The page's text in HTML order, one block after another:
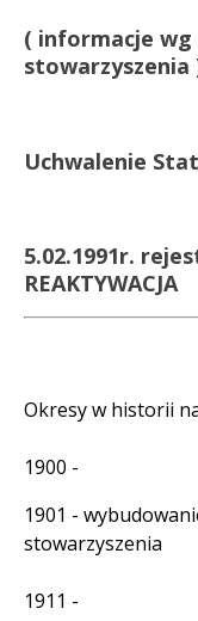
( informacje
stowarzyszenia
Uchwalenie
5.02.1991r.
REAKTYWACJA
Okresy w historii
1900 -
1901 -
stowarzyszenia
1911 -